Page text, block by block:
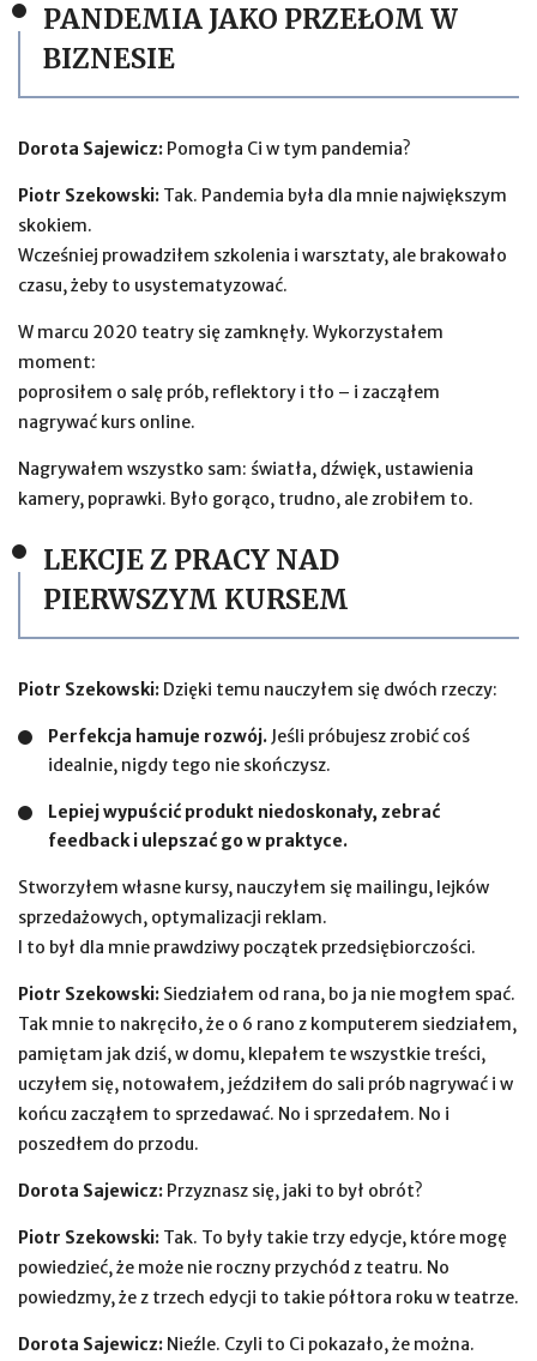
PANDEMIA JAKO PRZEŁOM W
BIZNESIE
Dorota Sajewicz: Pomogła Ci w tym pandemia?
Piotr Szekowski: Tak. Pandemia była dla mnie największym
skokiem.
Wcześniej prowadziłem szkolenia i warsztaty, ale brakowało
czasu, żeby to usystematyzować.
W marcu 2020 teatry się zamknęły. Wykorzystałem
moment:
poprosiłem o salę prób, reflektory i tło – i zacząłem
nagrywać kurs online.
Nagrywałem wszystko sam: światła, dźwięk, ustawienia
kamery, poprawki. Było gorąco, trudno, ale zrobiłem to.
LEKCJE Z PRACY NAD
PIERWSZYM KURSEM
Piotr Szekowski: Dzięki temu nauczyłem się dwóch rzeczy:
Perfekcja hamuje rozwój. Jeśli próbujesz zrobić coś
idealnie, nigdy tego nie skończysz.
Lepiej wypuścić produkt niedoskonały, zebrać
feedback i ulepszać go w praktyce.
Stworzyłem własne kursy, nauczyłem się mailingu, lejków
sprzedażowych, optymalizacji reklam.
I to był dla mnie prawdziwy początek przedsiębiorczości.
Piotr Szekowski: Siedziałem od rana, bo ja nie mogłem spać.
Tak mnie to nakręciło, że o 6 rano z komputerem siedziałem,
pamiętam jak dziś, w domu, klepałem te wszystkie treści,
uczyłem się, notowałem, jeździłem do sali prób nagrywać i w
końcu zacząłem to sprzedawać. No i sprzedałem. No i
poszedłem do przodu.
Dorota Sajewicz: Przyznasz się, jaki to był obrót?
Piotr Szekowski: Tak. To były takie trzy edycje, które mogę
powiedzieć, że może nie roczny przychód z teatru. No
powiedzmy, że z trzech edycji to takie półtora roku w teatrze.
Dorota Sajewicz: Nieźle. Czyli to Ci pokazało, że można.